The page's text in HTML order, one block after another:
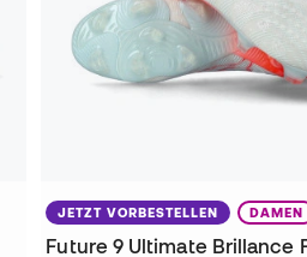
JETZT VORBESTELLEN DAMEN